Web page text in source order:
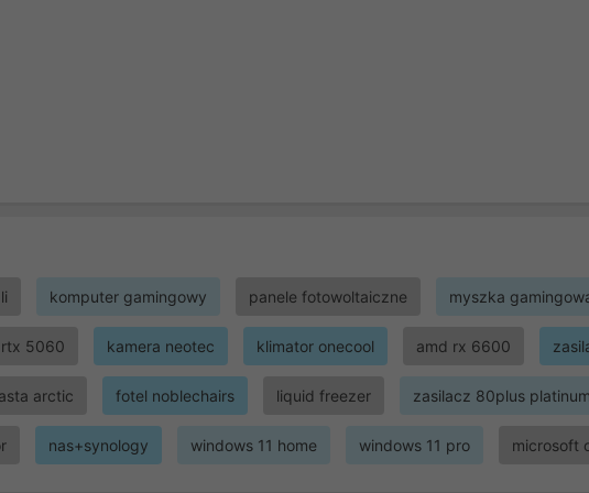
komputer gamingowy panele fotowoltaiczne myszka
rtx 5060 kamera neotec klimator onecool amd rx 6600
arctic fotel noblechairs liquid freezer zasilacz 80plus platinum
nas+synology windows 11 home windows 11 pro microsoft